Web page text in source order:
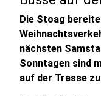
Die Stoag
nächsten
Sonntagen sind
auf der Trasse